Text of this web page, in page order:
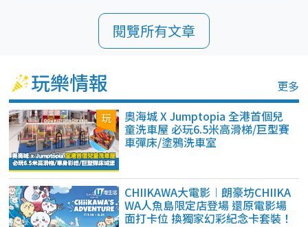
閱覽所有文章
玩樂情報
更多
奧海城 X Jumptopia 全港首個兒
童洗車屋 必玩6.5米高滑梯/巨型賽
車彈床/塗鴉洗車室
CHIIKAWA大電影︱朗豪坊CHIIKA
WA人魚島限定店登場 還原電影場
面打卡位 換獨家幻彩紀念卡套裝！